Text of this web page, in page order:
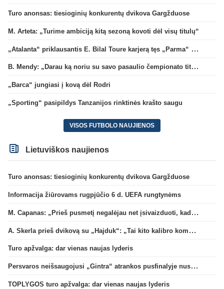
Turo anonsas: tiesioginių konkurentų dvikova Gargžduose
M. Arteta: „Turime ambiciją kitą sezoną kovoti dėl visų titulų“
„Atalanta“ priklausantis E. Bilal Toure karjerą tęs „Parma“ gretose
B. Mendy: „Darau ką noriu su savo pasaulio čempionato titulu“
„Barca“ jungiasi į kovą dėl Rodri
„Sporting“ pasipildys Tanzanijos rinktinės krašto saugu
VISOS FUTBOLO NAUJIENOS
Lietuviškos naujienos
Turo anonsas: tiesioginių konkurentų dvikova Gargžduose
Informacija žiūrovams rugpjūčio 6 d. UEFA rungtynėms
M. Capanas: „Prieš pusmetį negalėjau net įsivaizduoti, kad žaisime prieš „Hajduk“
A. Skerla prieš dvikovą su „Hajduk“: „Tai kito kalibro komanda“
Turo apžvalga: dar vienas naujas lyderis
Persvaros neišsaugojusi „Gintra“ atrankos pusfinalyje nusileido Škotijos čempionėms
TOPLYGOS turo apžvalga: dar vienas naujas lyderis